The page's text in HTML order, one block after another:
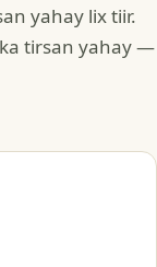
yahay lix tiir.
tirsan yahay —